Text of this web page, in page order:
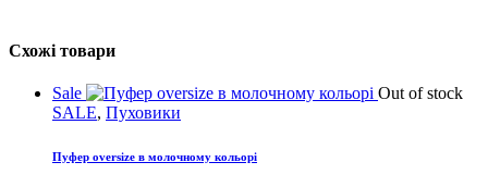
Схожі товари
Sale
Out of stock
SALE, Пуховики
Пуфер oversize в молочному кольорі